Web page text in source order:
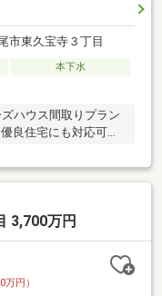
市東久宝寺３丁目
本下水
ハウス間取りプラン
良住宅にも対応可能
3,700万円
万円）